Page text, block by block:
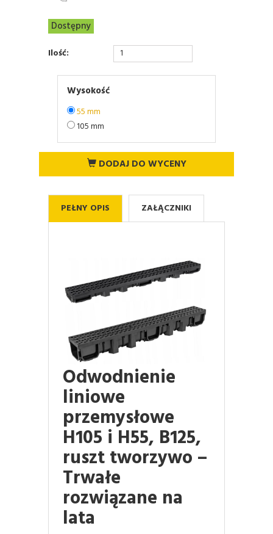
Dostępny
Ilość:
Wysokość
55 mm
105 mm
DODAJ DO WYCENY
PEŁNY OPIS ZAŁĄCZNIKI
Odwodnienie
liniowe
przemysłowe
H105 i H55, B125,
ruszt tworzywo –
Trwałe
rozwiązane na
lata